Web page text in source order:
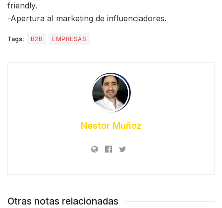
friendly.
-Apertura al marketing de influenciadores.
Tags: B2B EMPRESAS
Nestor Muñoz
Otras notas relacionadas